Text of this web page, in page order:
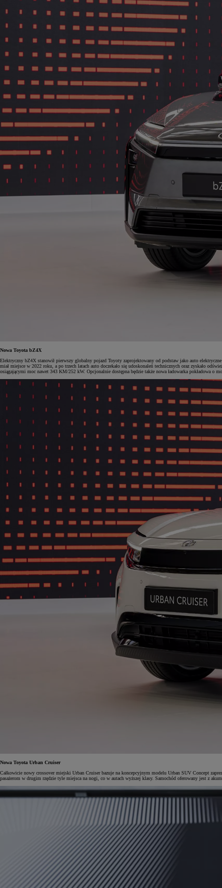
Nowa Toyota bZ4X
Elektryczny bZ4X stanowił pierwszy globalny pojazd Toyoty zaprojektowany od podstaw jako auto
miał miejsce w 2022 roku, a po trzech latach auto doczekało się udoskonaleń technicznych oraz zyskało
osiągającymi moc nawet 343 KM/252 kW. Opcjonalnie dostępna będzie także nowa ładowarka pokładowa o
Nowa Toyota Urban Cruiser
Całkowicie nowy crossover miejski Urban Cruiser bazuje na koncepcyjnym modelu Urban SUV Concept
pasażerom w drugim rzędzie tyle miejsca na nogi, co w autach wyższej klasy. Samochód oferowany jest z